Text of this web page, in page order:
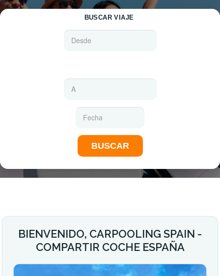
BUSCAR VIAJE
BUSCAR
BIENVENIDO, CARPOOLING SPAIN -
COMPARTIR COCHE ESPAÑA